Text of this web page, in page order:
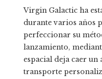
Virgin Galactic ha
durante varios años
perfeccionar su
lanzamiento,
espacial deja caer un
transporte